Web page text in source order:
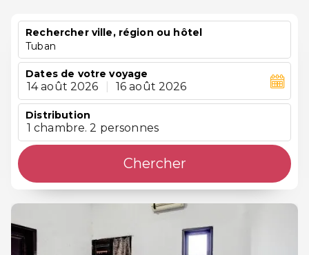
Rechercher ville, région ou hôtel
Tuban
Dates de votre voyage
14 août 2026 16 août 2026
Distribution
1 chambre. 2 personnes
Chercher